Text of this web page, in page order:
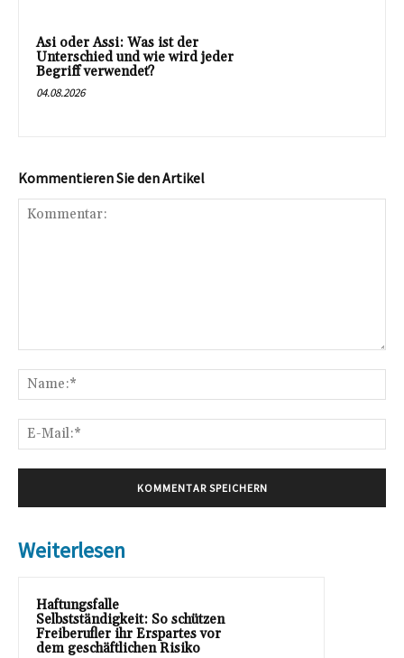
Asi oder Assi: Was ist der
Unterschied und wie wird jeder
Begriff verwendet?
04.08.2026
Kommentieren Sie den Artikel
Weiterlesen
Haftungsfalle
Selbstständigkeit: So schützen
Freiberufler ihr Erspartes vor
dem geschäftlichen Risiko